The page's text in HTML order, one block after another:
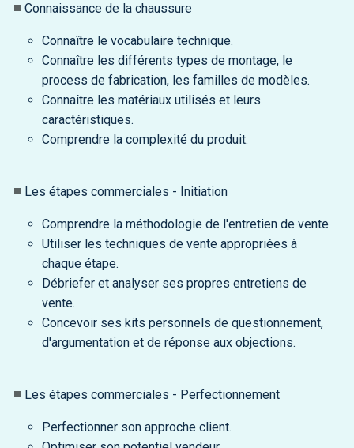
Connaissance de la chaussure
Connaître le vocabulaire technique.
Connaître les différents types de montage, le
process de fabrication, les familles de modèles.
Connaître les matériaux utilisés et leurs
caractéristiques.
Comprendre la complexité du produit.
Les étapes commerciales - Initiation
Comprendre la méthodologie de l'entretien de vente.
Utiliser les techniques de vente appropriées à
chaque étape.
Débriefer et analyser ses propres entretiens de
vente.
Concevoir ses kits personnels de questionnement,
d'argumentation et de réponse aux objections.
Les étapes commerciales - Perfectionnement
Perfectionner son approche client.